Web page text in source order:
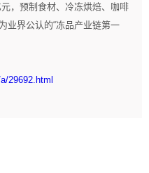
，预制食材、冷冻烘焙、咖啡
业界公认的“冻品产业链第一
29692.html